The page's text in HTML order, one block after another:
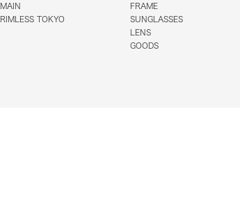
MAIN
RIMLESS TOKYO
FRAME
SUNGLASSES
LENS
GOODS